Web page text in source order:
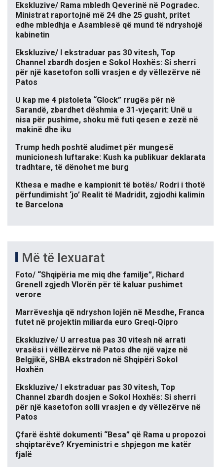
Ekskluzive/ Rama mbledh Qeverinë në Pogradec.
Ministrat raportojnë më 24 dhe 25 gusht, pritet
edhe mbledhja e Asamblesë që mund të ndryshojë
kabinetin
Ekskluzive/ I ekstraduar pas 30 vitesh, Top
Channel zbardh dosjen e Sokol Hoxhës: Si sherri
për një kasetofon solli vrasjen e dy vëllezërve në
Patos
U kap me 4 pistoleta “Glock” rrugës për në
Sarandë, zbardhet dëshmia e 31-vjeçarit: Unë u
nisa për pushime, shoku më futi qesen e zezë në
makinë dhe iku
Trump hedh poshtë aludimet për mungesë
municionesh luftarake: Kush ka publikuar deklarata
tradhtare, të dënohet me burg
Kthesa e madhe e kampionit të botës/ Rodri i thotë
përfundimisht ‘jo’ Realit të Madridit, zgjodhi kalimin
te Barcelona
Më të lexuarat
Foto/ “Shqipëria me miq dhe familje”, Richard
Grenell zgjedh Vlorën për të kaluar pushimet
verore
Marrëveshja që ndryshon lojën në Mesdhe, Franca
futet në projektin miliarda euro Greqi-Qipro
Ekskluzive/ U arrestua pas 30 vitesh në arrati
vrasësi i vëllezërve në Patos dhe një vajze në
Belgjikë, SHBA ekstradon në Shqipëri Sokol
Hoxhën
Ekskluzive/ I ekstraduar pas 30 vitesh, Top
Channel zbardh dosjen e Sokol Hoxhës: Si sherri
për një kasetofon solli vrasjen e dy vëllezërve në
Patos
Çfarë është dokumenti “Besa” që Rama u propozoi
shqiptarëve? Kryeministri e shpjegon me katër
fjalë